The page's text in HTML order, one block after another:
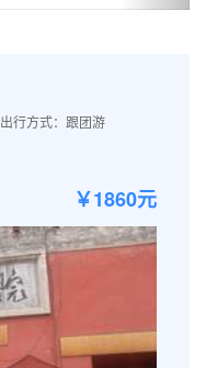
出行方式：跟团游
￥1860元